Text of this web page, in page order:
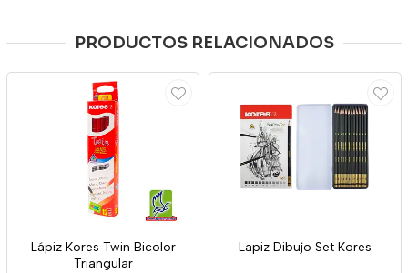
PRODUCTOS RELACIONADOS
Lápiz Kores Twin Bicolor
Triangular
Lapiz Dibujo Set Kores